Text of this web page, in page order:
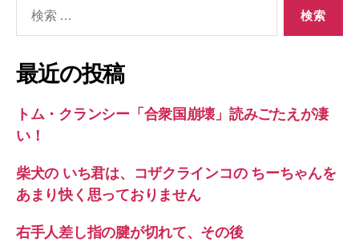
象:
最近の投稿
トム・クランシー「合衆国崩壊」読みごたえが凄
い！
柴犬の いち君は、コザクラインコの ちーちゃんを
あまり快く思っておりません
右手人差し指の腱が切れて、その後